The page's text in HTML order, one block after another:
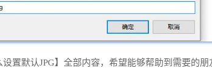
置默认JPG】全部内容，希望能够帮助到需要的朋